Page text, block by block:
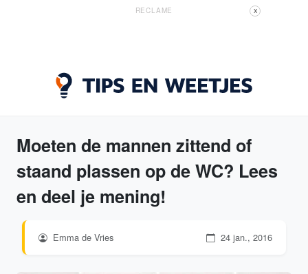
RECLAME X
Moeten de mannen zittend of
staand plassen op de WC? Lees
en deel je mening!
Emma de Vries 24 jan., 2016